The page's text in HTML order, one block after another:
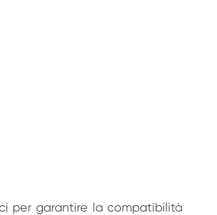
per garantire la compatibilità